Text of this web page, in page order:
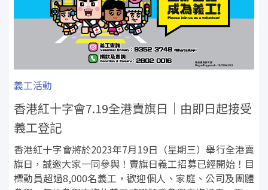
義工活動
香港紅十字會7.19全港賣旗日｜由即日起接受
義工登記
香港紅十字會將於2023年7月19日（星期三）舉行全港賣
旗日，誠邀大家一同參與！賣旗日義工招募已經開始！目
標動員超過8,000名義工，歡迎個人、家庭、公司及團體